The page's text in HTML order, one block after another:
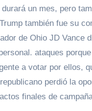
un mes, pero
también fue su
de Ohio JD Vance
ataques
a votar por ellos,
perdió la
finales de